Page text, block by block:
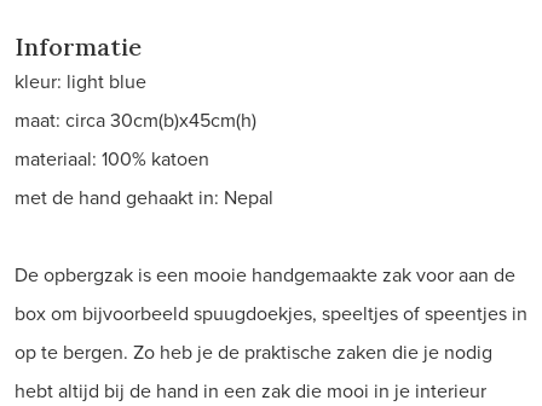
Informatie
kleur: light blue
maat: circa 30cm(b)x45cm(h)
materiaal: 100% katoen
met de hand gehaakt in: Nepal
De opbergzak is een mooie handgemaakte zak voor aan de
box om bijvoorbeeld spuugdoekjes, speeltjes of speentjes in
op te bergen. Zo heb je de praktische zaken die je nodig
hebt altijd bij de hand in een zak die mooi in je interieur